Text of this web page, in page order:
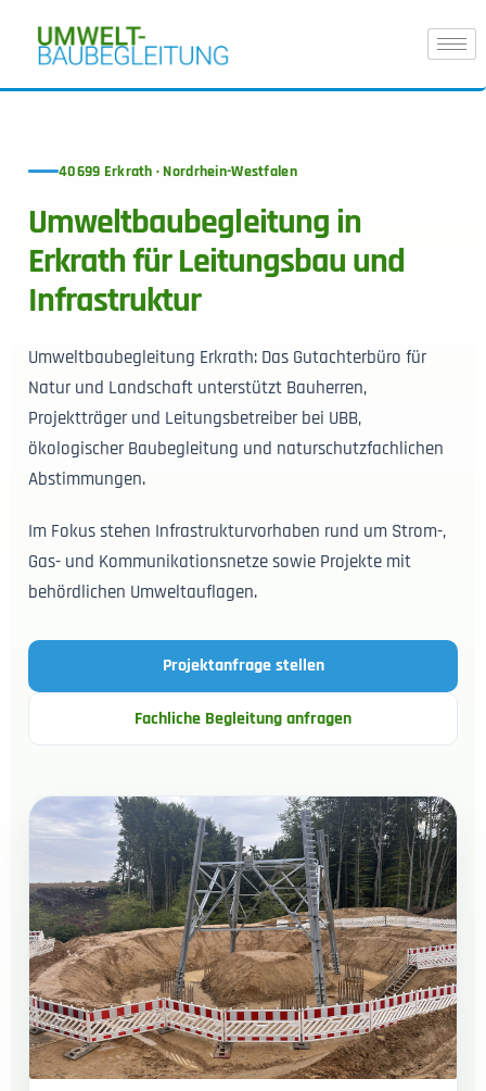
40699 Erkrath · Nordrhein-Westfalen
Umweltbaubegleitung in
Erkrath für Leitungsbau und
Infrastruktur
Umweltbaubegleitung Erkrath: Das Gutachterbüro für
Natur und Landschaft unterstützt Bauherren,
Projektträger und Leitungsbetreiber bei UBB,
ökologischer Baubegleitung und naturschutzfachlichen
Abstimmungen.
Im Fokus stehen Infrastrukturvorhaben rund um Strom-,
Gas- und Kommunikationsnetze sowie Projekte mit
behördlichen Umweltauflagen.
Projektanfrage stellen
Fachliche Begleitung anfragen